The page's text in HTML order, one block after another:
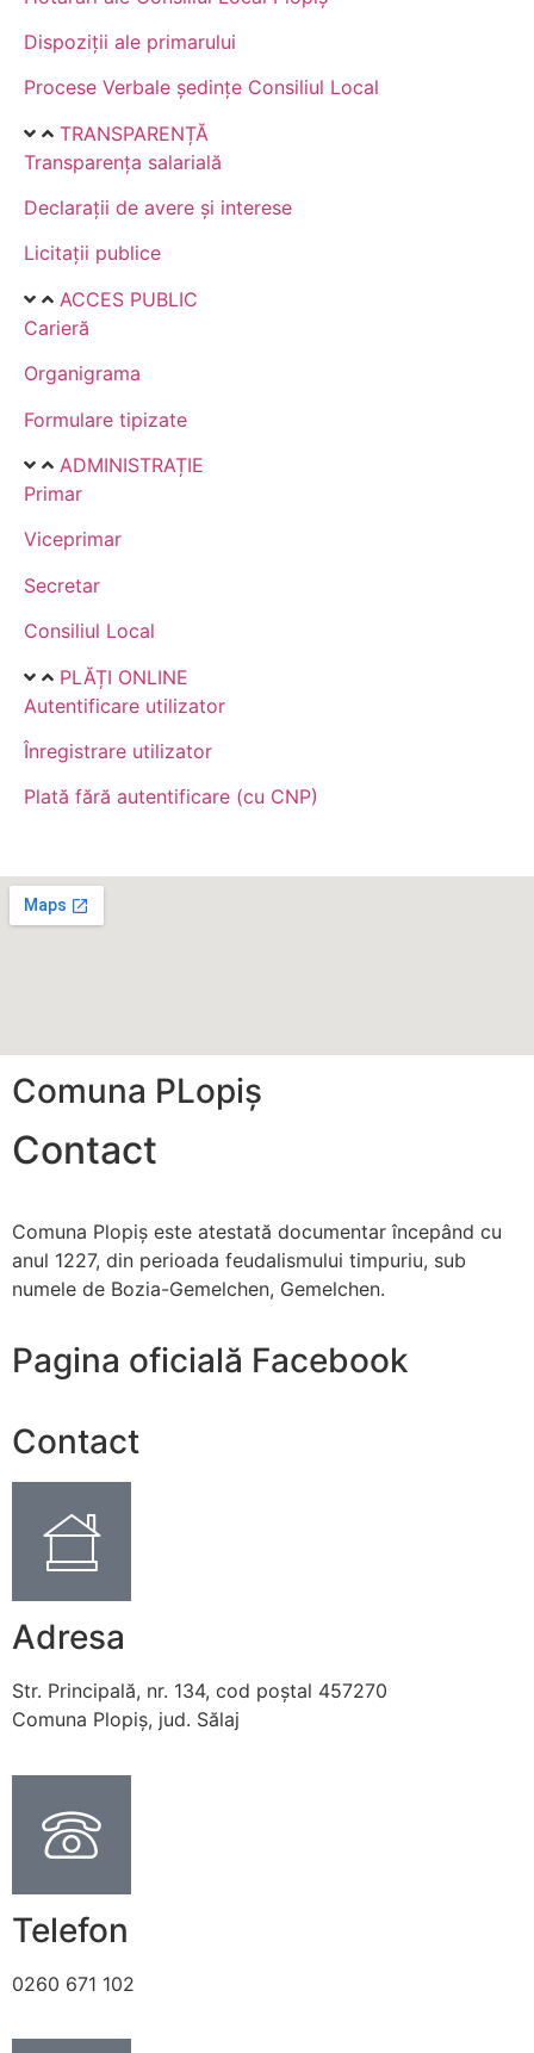
Dispoziții ale primarului
Procese Verbale ședințe Consiliul Local
TRANSPARENȚĂ
Transparența salarială
Declarații de avere și interese
Licitații publice
ACCES PUBLIC
Carieră
Organigrama
Formulare tipizate
ADMINISTRAȚIE
Primar
Viceprimar
Secretar
Consiliul Local
PLĂȚI ONLINE
Autentificare utilizator
Înregistrare utilizator
Plată fără autentificare (cu CNP)
Comuna PLopiș
Contact
Comuna Plopiş este atestată documentar începând cu
anul 1227, din perioada feudalismului timpuriu, sub
numele de Bozia-Gemelchen, Gemelchen.
Pagina oficială Facebook
Contact
Adresa
Str. Principală, nr. 134, cod poștal 457270
Comuna Plopiș, jud. Sălaj
Telefon
0260 671 102